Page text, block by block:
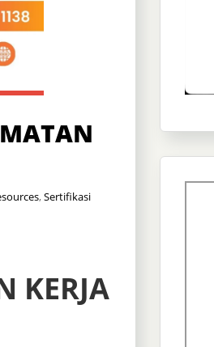
,Sertifikasi
KERJA